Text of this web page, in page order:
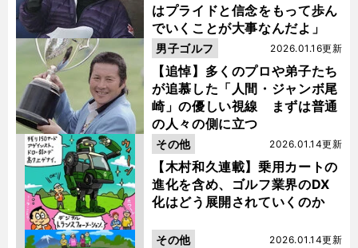
はプライドと信念をもって歩ん
でいくことが大事なんだよ」
【追悼】多くのプロや弟子たち
が追慕した「人間・ジャンボ尾
崎」の優しい視線 まずは普通
の人々の側に立つ
2026.01.16更新
男子ゴルフ
【木村和久連載】乗用カートの
進化を含め、ゴルフ業界のDX
化はどう展開されていくのか
2026.01.14更新
その他
2026.01.14更新
その他